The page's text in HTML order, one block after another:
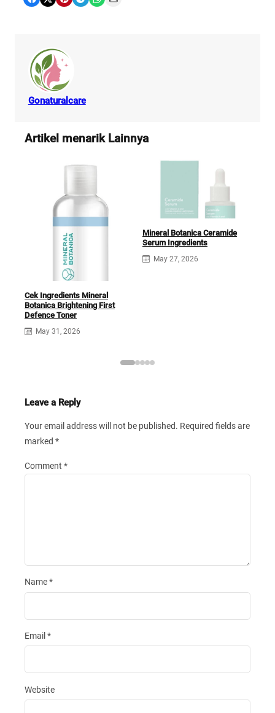
Gonaturalcare
Artikel menarik Lainnya
Cek Ingredients Mineral
Botanica Brightening First
Defence Toner
May 31, 2026
Mineral Botanica Ceramide
Serum Ingredients
May 27, 2026
Leave a Reply
Your email address will not be published. Required fields are
marked *
Comment *
Name*
Email *
Website